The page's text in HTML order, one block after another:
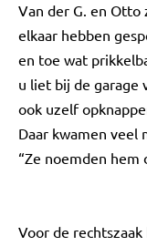
Van der G. en
elkaar hebben
en toe wat
u liet bij de garage
ook uzelf
Daar kwamen veel
“Ze noemden hem
Voor de